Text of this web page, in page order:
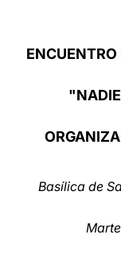
Basílica de